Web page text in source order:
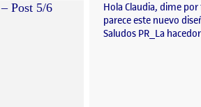
Hola Claudia, dime
parece este nuevo
Saludos PR_La